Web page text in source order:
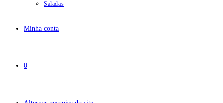
Saladas
Minha conta
0